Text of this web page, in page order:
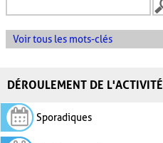
Voir tous les mots-clés
DÉROULEMENT DE L'ACTIVITÉ
Sporadiques